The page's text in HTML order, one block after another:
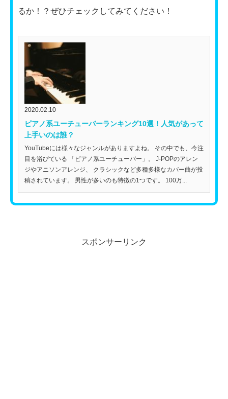
るか！？ぜひチェックしてみてください！
2020.02.10
ピアノ系ユーチューバーランキング10選！人気があって
上手いのは誰？
YouTubeには様々なジャンルがありますよね。 その中でも、今注
目を浴びている 「ピアノ系ユーチューバー」。 J-POPのアレン
ジやアニソンアレンジ、 クラシックなど多種多様なカバー曲が投
稿されています。 男性が多いのも特徴の1つです。 100万...
スポンサーリンク